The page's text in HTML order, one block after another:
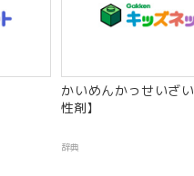
かいめんかっせいざ
性剤】
辞典